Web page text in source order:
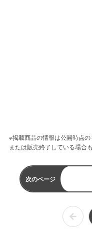
※掲載商品の情報は公開時点の
または販売終了している場合
次のページ